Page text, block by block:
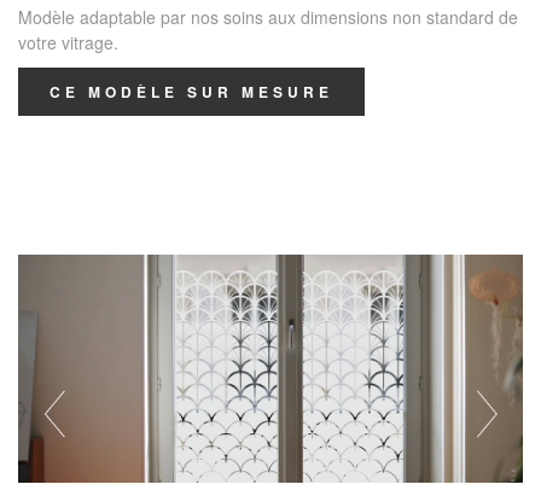
Modèle adaptable par nos soins aux dimensions non standard de
votre vitrage.
CE MODÈLE SUR MESURE